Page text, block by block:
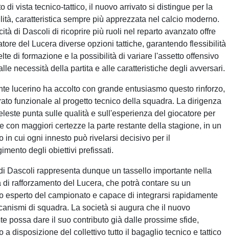
di vista tecnico-tattico, il nuovo arrivato si distingue per la
caratteristica sempre più apprezzata nel calcio moderno.
di Dascoli di ricoprire più ruoli nel reparto avanzato offre
del Lucera diverse opzioni tattiche, garantendo flessibilità
di formazione e la possibilità di variare l'assetto offensivo
necessità della partita e alle caratteristiche degli avversari.
lucerino ha accolto con grande entusiasmo questo rinforzo,
funzionale al progetto tecnico della squadra. La dirigenza
punta sulle qualità e sull'esperienza del giocatore per
con maggiori certezze la parte restante della stagione, in un
in cui ogni innesto può rivelarsi decisivo per il
degli obiettivi prefissati.
Dascoli rappresenta dunque un tassello importante nella
di rafforzamento del Lucera, che potrà contare su un
esperto del campionato e capace di integrarsi rapidamente
di squadra. La società si augura che il nuovo
possa dare il suo contributo già dalle prossime sfide,
a disposizione del collettivo tutto il bagaglio tecnico e tattico